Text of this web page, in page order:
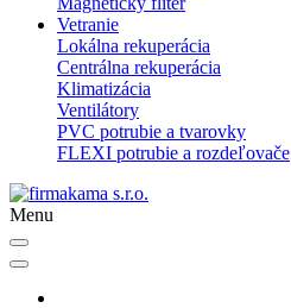
Vetranie
Lokálna rekuperácia
Centrálna rekuperácia
Klimatizácia
Ventilátory
PVC potrubie a tvarovky
FLEXI potrubie a rozdeľovače
Menu